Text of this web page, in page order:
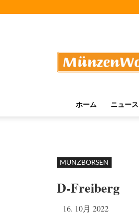
ホーム ニュース
MÜNZBÖRSEN
D-Freiberg
16. 10月 2022